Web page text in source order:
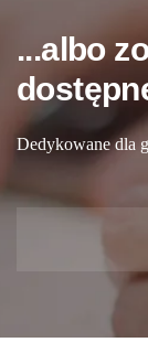
...albo
Dedykowane dla